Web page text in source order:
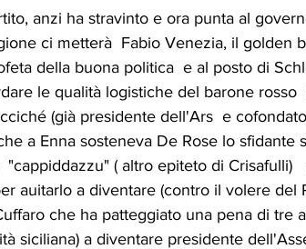
ci metterà  Fabio Venezia, il golden
della buona politica  e al posto di
le qualità logistiche del barone rosso
(già presidente dell'Ars  e
a Enna sosteneva De Rose lo sfidante
( altro epiteto di Crisafulli)
auitarlo a diventare (contro il volere del
che ha patteggiato una pena di tre
siciliana) a diventare presidente